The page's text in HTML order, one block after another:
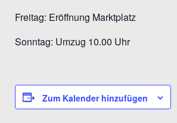
Freitag: Eröffnung Marktplatz
Sonntag: Umzug 10.00 Uhr
Zum Kalender hinzufügen